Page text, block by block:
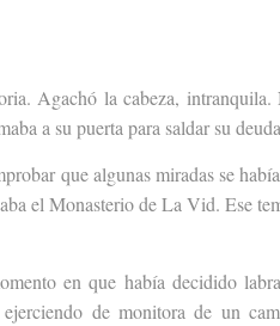
Agachó la cabeza,
a su puerta para saldar su
que algunas miradas se
el Monasterio de La Vid. Ese
en que había decidido
de monitora de un